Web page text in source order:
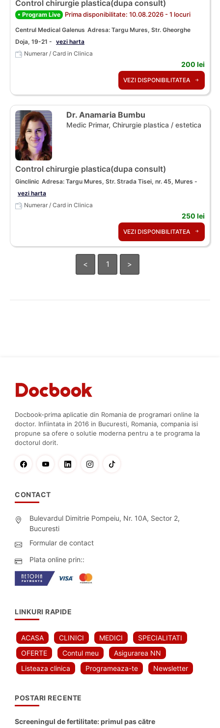
Control chirurgie plastica(dupa consult)
• Program Live Prima disponibilitate: 10.08.2026 - 1 locuri
Centrul Medical Galenus Adresa: Targu Mures, Str. Gheorghe
Doja, 19-21 - vezi harta
Numerar / Card in Clinica
200 lei
VEZI DISPONIBILITATEA
Dr. Anamaria Bumbu
Medic Primar, Chirurgie plastica / estetica
Control chirurgie plastica(dupa consult)
Ginclinic Adresa: Targu Mures, Str. Strada Tisei, nr. 45, Mures -
vezi harta
Numerar / Card in Clinica
250 lei
VEZI DISPONIBILITATEA
< 1 >
Docbook-prima aplicatie din Romania de programari online la
doctor. Infiintata in 2016 in Bucuresti, Romania, compania isi
propune sa ofere o solutie moderna pentru a te programa la
doctorul dorit.
CONTACT
Bulevardul Dimitrie Pompeiu, Nr. 10A, Sector 2,
Bucuresti
Formular de contact
Plata online prin::
LINKURI RAPIDE
ACASA CLINICI MEDICI
SPECIALITATI
OFERTE
Contul meu
Asigurarea NN
Listeaza clinica
Programeaza-te Newsletter
POSTARI RECENTE
Screeningul de fertilitate: primul pas către